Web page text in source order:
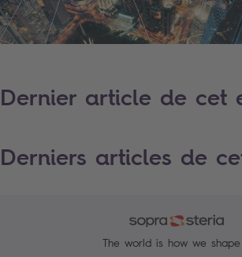
Dernier article de cet
Derniers articles de
The world is how we